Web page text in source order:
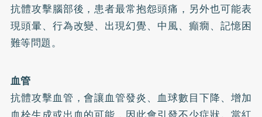
抗體攻擊腦部後，患者最常抱怨頭痛，另外也可能表
現頭暈、行為改變、出現幻覺、 中風、癲癇、記憶困
難等問題。
血管
抗體攻擊血管，會讓血管發炎、血球數目下降、增加